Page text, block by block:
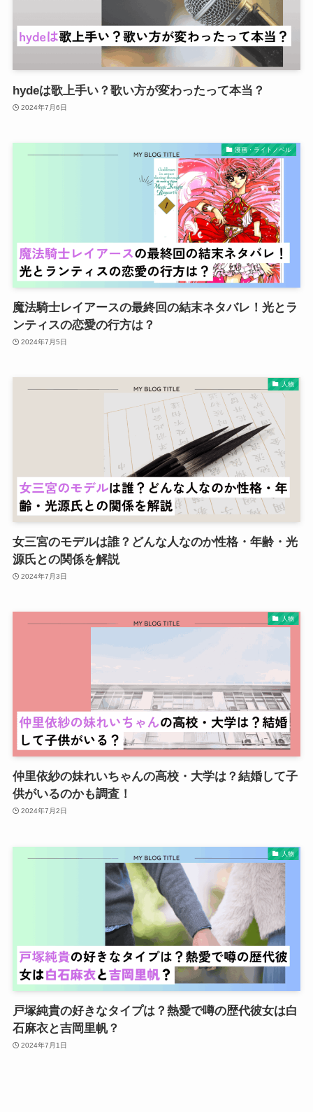
hydeは歌上手い？歌い方が変わったって本当？
2024年7月6日
漫画・ライトノベル
魔法騎士レイアースの最終回の結末ネタバレ！光とラ
ンティスの恋愛の行方は？
2024年7月5日
人物
女三宮のモデルは誰？どんな人なのか性格・年齢・光
源氏との関係を解説
2024年7月3日
人物
仲里依紗の妹れいちゃんの高校・大学は？結婚して子
供がいるのかも調査！
2024年7月2日
人物
戸塚純貴の好きなタイプは？熱愛で噂の歴代彼女は白
石麻衣と吉岡里帆？
2024年7月1日